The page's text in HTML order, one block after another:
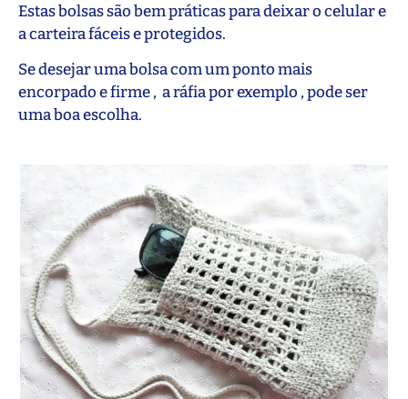
Estas bolsas são bem práticas para deixar o celular e
a carteira fáceis e protegidos.
Se desejar uma bolsa com um ponto mais
encorpado e firme , a ráfia por exemplo , pode ser
uma boa escolha.